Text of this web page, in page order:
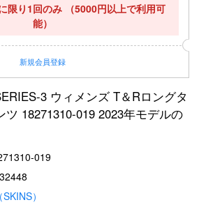
限り1回のみ
（5000円以上で利用可
能）
新規会員登録
3 ウィメンズ T＆Rロングタ
18271310-019 2023年モデルの
019
）